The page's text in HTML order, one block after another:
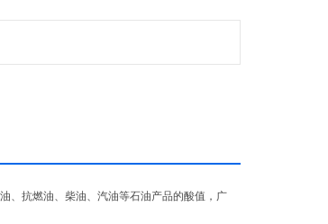
、抗燃油、柴油、汽油等石油产品的酸值，广